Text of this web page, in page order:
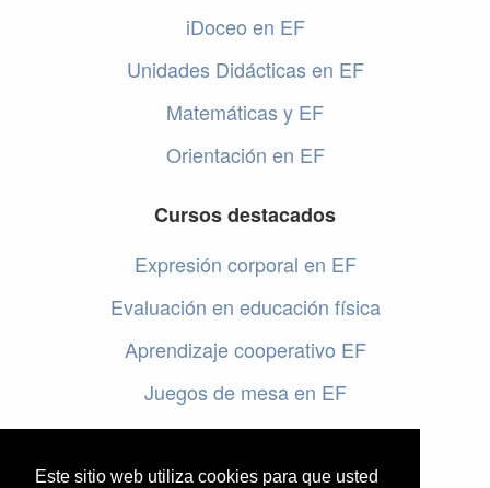
Este sitio web utiliza cookies para que usted
iDoceo en EF
Unidades Didácticas en EF
Matemáticas y EF
Orientación en EF
Cursos destacados
Expresión corporal en EF
Evaluación en educación física
Aprendizaje cooperativo EF
Juegos de mesa en EF
Programar en EF
Cursos online de educación física